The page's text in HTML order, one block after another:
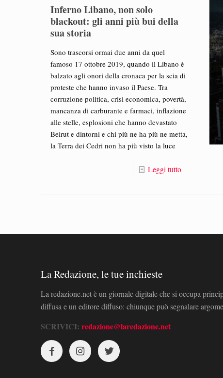
Inferno Libano, non solo
blackout: gli anni più bui della
sua storia
Sono trascorsi ormai due anni da quel
famoso 17 ottobre 2019, quando il Libano è
balzato agli onori della cronaca per la scia di
proteste che hanno invaso il Paese. Tra
corruzione politica, crisi economica, povertà,
mancanza di carburante e farmaci, inflazione
alle stelle, esplosioni che hanno devastato
Beirut e dintorni e chi più ne ha più ne metta,
la Terra dei Cedri non ha più visto la luce
Leggi tutto
La Redazione, le tue inchieste
La redazione.net è un giornale digitale che si occupa
diffusa e un editore diffuso: chiunque può segnalare
SCRIVICI: redazione@laredazione.net